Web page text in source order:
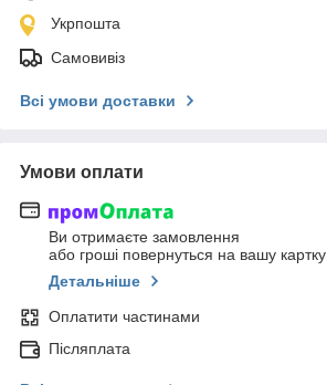
Укрпошта
Самовивіз
Всі умови доставки
Умови оплати
Ви отримаєте замовлення
або гроші повернуться на вашу картку
Детальніше
Оплатити частинами
Післяплата